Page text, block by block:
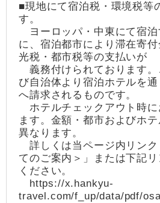
■現地にて宿泊税・環境税等
す。
ヨーロッパ・中東にて宿泊
に、宿泊都市により滞在寄
光税・都市税等の支払いが
義務付けられております。
び自治体より宿泊ホテルを
へ請求されるものです。
ホテルチェックアウト時に
ます。金額・都市およびホ
異なります。
詳しくは当ページ内リンク
てのご案内＞」または下記
ください。
https://x.hankyu-
travel.com/f_up/data/pdf/